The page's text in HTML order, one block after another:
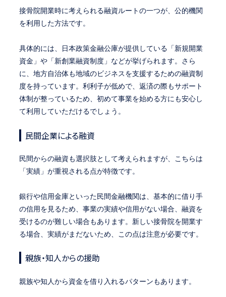
接骨院開業時に考えられる融資ルートの一つが、公的機関
を利用した方法です。
具体的には、日本政策金融公庫が提供している「新規開業
資金」や「新創業融資制度」などが挙げられます。さら
に、地方自治体も地域のビジネスを支援するための融資制
度を持っています。利利子が低めで、返済の際もサポート
体制が整っているため、初めて事業を始める方にも安心し
て利用していただけるでしょう。
民間企業による融資
民間からの融資も選択肢として考えられますが、こちらは
「実績」が重視される点が特徴です。
銀行や信用金庫といった民間金融機関は、基本的に借り手
の信用を見るため、事業の実績や信用がない場合、融資を
受けるのが難しい場合もあります。新しい接骨院を開業す
る場合、実績がまだないため、この点は注意が必要です。
親族・知人からの援助
親族や知人から資金を借り入れるパターンもあります。